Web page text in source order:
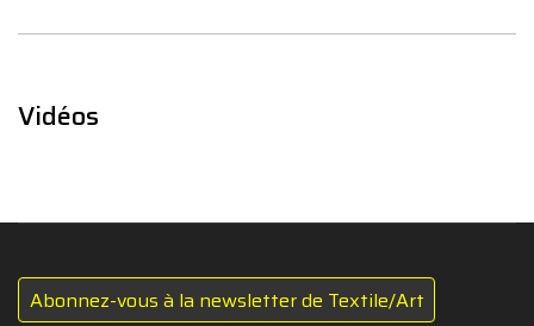
Vidéos
Abonnez-vous à la newsletter de Textile/Art